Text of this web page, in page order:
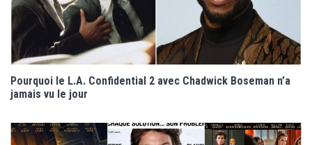
Pourquoi le L.A. Confidential 2 avec Chadwick Boseman n’a
jamais vu le jour